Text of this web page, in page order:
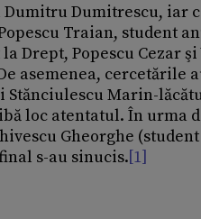
Dumitrescu, iar
Traian, student
Drept, Popescu Cezar
asemenea, cercetările
Marin-
loc atentatul. În
Gheorghe
s-au sinucis.[1]